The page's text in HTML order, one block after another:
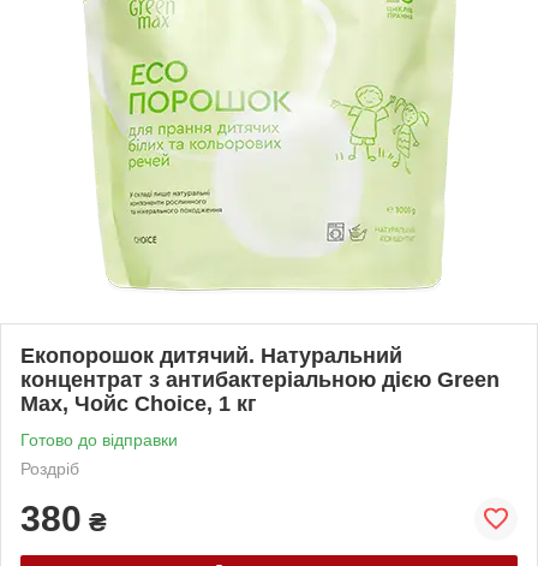
Екопорошок дитячий. Натуральний
концентрат з антибактеріальною дією Green
Max, Чойс Choice, 1 кг
Готово до відправки
Роздріб
380 ₴